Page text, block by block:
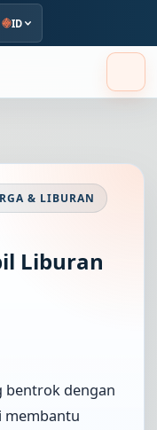
ID
& LIBURAN
Liburan
bentrok dengan
membantu